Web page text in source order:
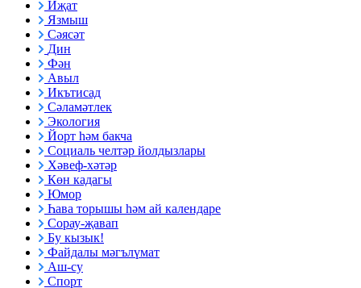
Иҗат
Язмыш
Сәясәт
Дин
Фән
Авыл
Икътисад
Сәламәтлек
Экология
Йорт һәм бакча
Социаль челтәр йолдызлары
Хәвеф-хәтәр
Көн кадагы
Юмор
Һава торышы һәм ай календаре
Сорау-җавап
Бу кызык!
Файдалы мәгълүмат
Аш-су
Спорт